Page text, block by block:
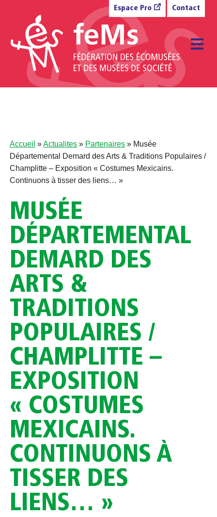
Espace Pro Contact
Accueil »Actualites » Partenaires » Musée
Départemental Demard des Arts & Traditions Populaires /
Champlitte – Exposition « Costumes Mexicains.
Continuons à tisser des liens… »
MUSÉE
DÉPARTEMENTAL
DEMARD DES
ARTS &
TRADITIONS
POPULAIRES /
CHAMPLITTE –
EXPOSITION
« COSTUMES
MEXICAINS.
CONTINUONS À
TISSER DES
LIENS… »